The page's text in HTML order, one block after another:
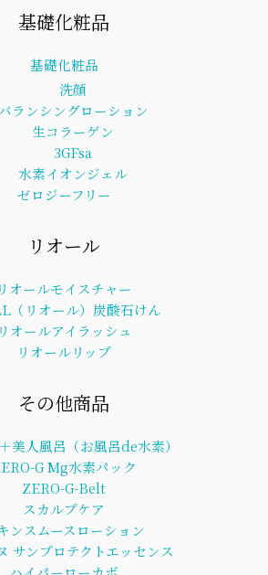
基礎化粧品
基礎化粧品
洗顔
ランシングローション
生コラーゲン
3GFsa
水素イオンジェル
ゼロジーフリー
リオール
リオールモイスチャー
（リオール）炭酸石けん
リオールアイラッシュ
リオールリップ
その他商品
美人風呂（お風呂de水素）
G Mg水素パック
ZERO-G-Belt
スカルプケア
ンスムースローション
サンプロテクトエッセンス